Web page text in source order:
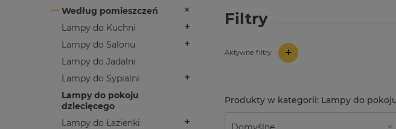
Według pomieszczeń
Lampy do Kuchni
Lampy do Salonu
Lampy do Jadalni
Lampy do Sypialni
Lampy do pokoju
dziecięcego
Lampy do Łazienki
Filtry
Aktywne filtry: +
Lampy do